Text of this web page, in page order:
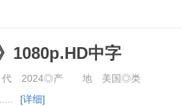
1080p.HD中字
2024◎产 地 美国◎类
[详细]